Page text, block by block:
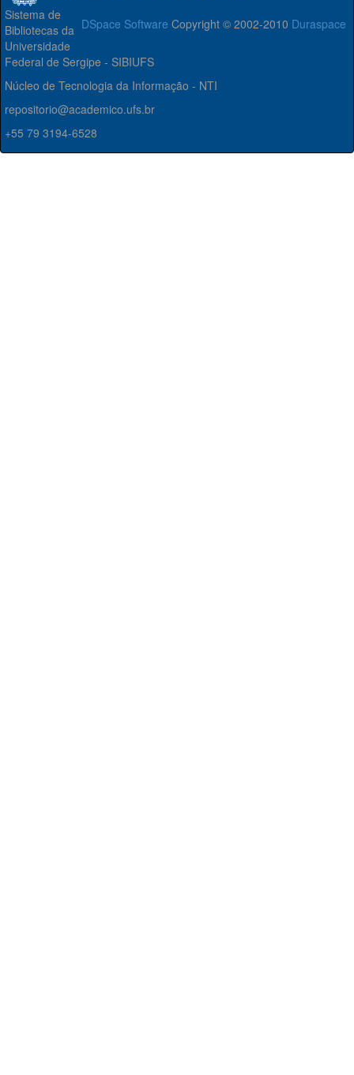
DSpace Software Copyright © 2002-2010 Duraspace
Sistema de
Bibliotecas da
Universidade
Federal de Sergipe - SIBIUFS
Núcleo de Tecnologia da Informação - NTI
repositorio@academico.ufs.br
+55 79 3194-6528